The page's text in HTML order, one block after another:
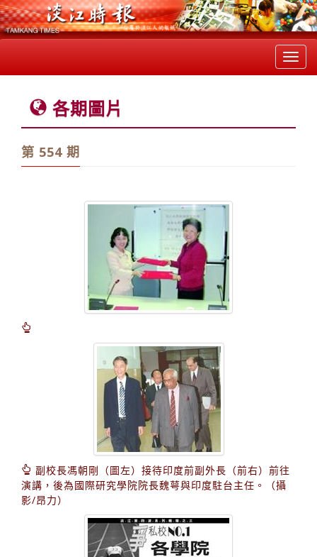
各期圖片
第 554 期
副校長馮朝剛（圖左）接待印度前副外長（前右）前往
演講，後為國際研究學院院長魏萼與印度駐台主任。（攝
影/昂力）